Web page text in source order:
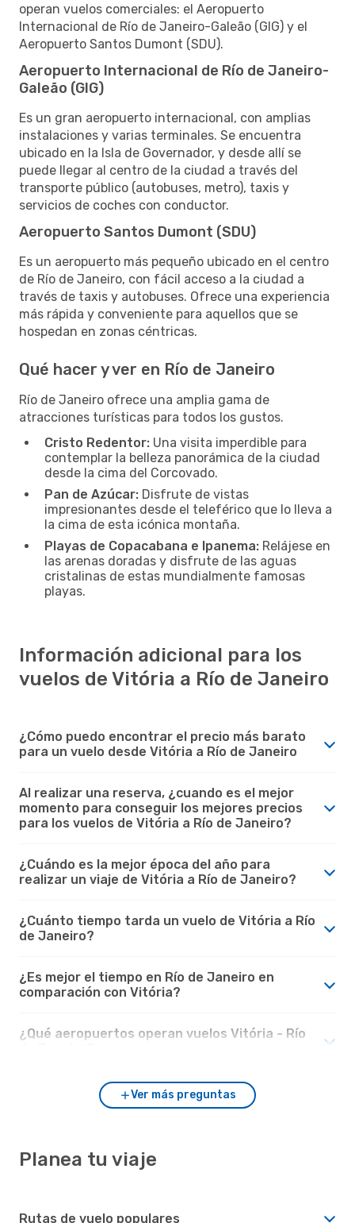
operan vuelos comerciales: el Aeropuerto
Internacional de Río de Janeiro-Galeão (GIG) y el
Aeropuerto Santos Dumont (SDU).
Aeropuerto Internacional de Río de Janeiro-
Galeão (GIG)
Es un gran aeropuerto internacional, con amplias
instalaciones y varias terminales. Se encuentra
ubicado en la Isla de Governador, y desde allí se
puede llegar al centro de la ciudad a través del
transporte público (autobuses, metro), taxis y
servicios de coches con conductor.
Aeropuerto Santos Dumont (SDU)
Es un aeropuerto más pequeño ubicado en el centro
de Río de Janeiro, con fácil acceso a la ciudad a
través de taxis y autobuses. Ofrece una experiencia
más rápida y conveniente para aquellos que se
hospedan en zonas céntricas.
Qué hacer y ver en Río de Janeiro
Río de Janeiro ofrece una amplia gama de
atracciones turísticas para todos los gustos.
Cristo Redentor: Una visita imperdible para
contemplar la belleza panorámica de la ciudad
desde la cima del Corcovado.
Pan de Azúcar: Disfrute de vistas
impresionantes desde el teleférico que lo lleva a
la cima de esta icónica montaña.
Playas de Copacabana e Ipanema: Relájese en
las arenas doradas y disfrute de las aguas
cristalinas de estas mundialmente famosas
playas.
Información adicional para los
vuelos de Vitória a Río de Janeiro
¿Cómo puedo encontrar el precio más barato
para un vuelo desde Vitória a Río de Janeiro
Al realizar una reserva, ¿cuando es el mejor
momento para conseguir los mejores precios
para los vuelos de Vitória a Río de Janeiro?
¿Cuándo es la mejor época del año para
realizar un viaje de Vitória a Río de Janeiro?
¿Cuánto tiempo tarda un vuelo de Vitória a Río
de Janeiro?
¿Es mejor el tiempo en Río de Janeiro en
comparación con Vitória?
¿Qué aeropuertos operan vuelos Vitória - Río
Ver más preguntas
Planea tu viaje
Rutas de vuelo populares